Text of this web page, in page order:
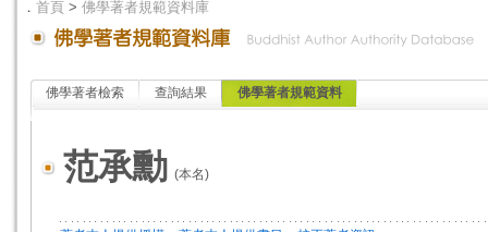
． 首頁 > 佛學著者規範資料庫
佛學著者檢索 查詢結果 佛學著者規範資料
范承勳 (本名)